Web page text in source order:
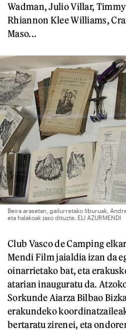
Wadman, Julio Villar,
Rhiannon Klee Williams,
Maso...
Beira arasetan, gailurretako liburuak,
eta halakoak jaso dituzte. ELI AZURMENDI
Club Vasco de Camping
Mendi Film jaialdia izan da
oinarrietako bat, eta
atarian inauguratu da.
Sorkunde Aiarza Bilbao
erakundeko
bertaratu zirenei, eta